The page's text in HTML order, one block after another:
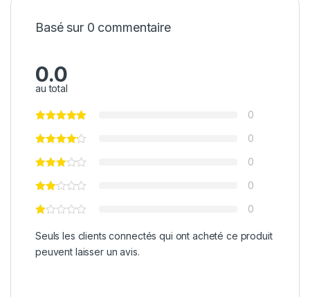
Basé sur 0 commentaire
0.0
au total
0
0
0
0
0
Seuls les clients connectés qui ont acheté ce produit
peuvent laisser un avis.